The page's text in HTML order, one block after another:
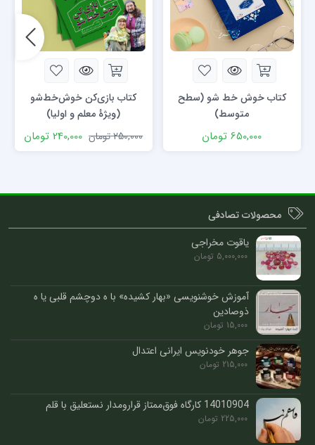
کتاب خوش خط شو (سطح
متوسط)
650,000 تومان
کتاب بازی‌کن خوش‌خط‌شو
(ویژۀ معلم و اولیا)
250,000تومان 240,000 تومان
محصولات تصادفی
یاقوت مخراجی
5,000,000 تومان
آموزش خوشنویسی «بهار کشیده» با ه دوچشم قلبی یا ه
ذوصادین
15,000 تومان
جوهر خودنویس ایرانی اعتدال
215,000 تومان
14010904 کارگاه فوق‌ممتاز قرارومدار نستعلیق با قلم
225,000 تومان